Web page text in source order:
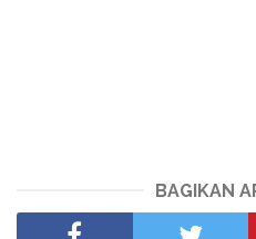
BAGIKAN